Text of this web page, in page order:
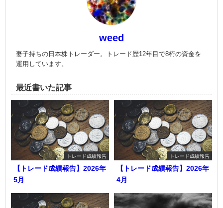
weed
妻子持ちの日本株トレーダー。トレード歴12年目で8桁の資金を
運用しています。
最近書いた記事
トレード成績報告
【トレード成績報告】2026年
5月
トレード成績報告
【トレード成績報告】2026年
4月